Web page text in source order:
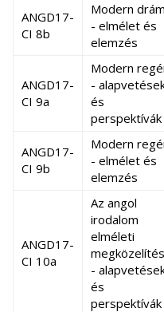
ANGD17-
CI 8b
Modern
- elmélet és
elemzés
ANGD17-
CI 9a
Modern
-
és
perspektívák
ANGD17-
CI 9b
Modern
- elmélet és
elemzés
ANGD17-
CI 10a
Az angol
irodalom
elméleti
-
és
perspektívák